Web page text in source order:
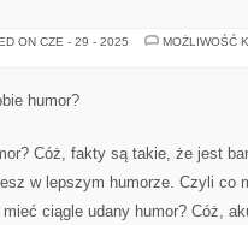
ON CZE - 29 - 2025
MOŻLIWOŚĆ
humor?
Cóż, fakty są takie, że jest
w lepszym humorze. Czyli co
mieć ciągle udany humor? Cóż,